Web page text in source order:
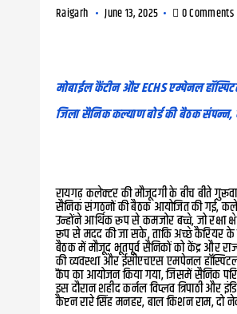
Raigarh June 13, 2025 0 Comments
मोबाईल कैंटीन और ECHS एम्पेनल
जिला सैनिक कल्याण बोर्ड की बैठक संपन्न,
रायगढ़ कलेक्टर की मौजूदगी के बीच बीते
सैनिक संगठनों की बैठक आयोजित की गई,
उन्होंने आर्थिक रूप से कमजोर बच्चे, जो रक्षा
रूप से मदद की जा सके, ताकि अच्छे कैरियर के
बैठक में मौजूद भूतपूर्व सैनिकों को केंद्र और
की व्यवस्था और ईसीएचएस एमपेनल
कैंप का आयोजन किया गया, जिसमें सैनिक
इस दौरान शहीद कर्नल विप्लव त्रिपाठी और
कैप्टन रारे सिंह मनहर, बाल किशन राम, दो